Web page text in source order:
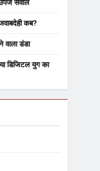
सवाल
कब?
वाला डंडा
डिजिटल युग का